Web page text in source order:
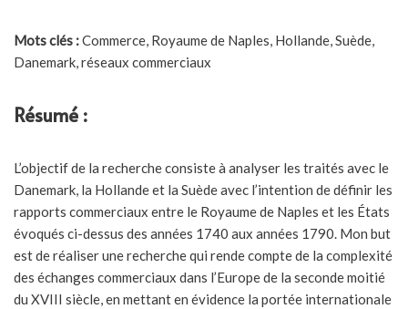
Mots clés :Commerce, Royaume de Naples, Hollande, Suède,
Danemark, réseaux commerciaux
Résumé :
L’objectif de la recherche consiste à analyser les traités avec le
Danemark, la Hollande et la Suède avec l’intention de définir les
rapports commerciaux entre le Royaume de Naples et les États
évoqués ci-dessus des années 1740 aux années 1790. Mon but
est de réaliser une recherche qui rende compte de la complexité
des échanges commerciaux dans l’Europe de la seconde moitié
du XVIII siècle, en mettant en évidence la portée internationale